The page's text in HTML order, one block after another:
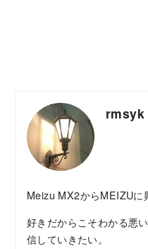
rmsyk
Meizu MX2からMEIZUに
好きだからこそわかる悪
信していきたい。